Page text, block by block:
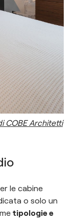
COBE Architetti
le cabine
o solo un
tipologie e